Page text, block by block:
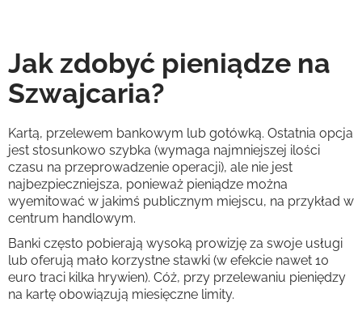
Jak zdobyć pieniądze na
Szwajcaria?
Kartą, przelewem bankowym lub gotówką. Ostatnia opcja
jest stosunkowo szybka (wymaga najmniejszej ilości
czasu na przeprowadzenie operacji), ale nie jest
najbezpieczniejsza, ponieważ pieniądze można
wyemitować w jakimś publicznym miejscu, na przykład w
centrum handlowym.
Banki często pobierają wysoką prowizję za swoje usługi
lub oferują mało korzystne stawki (w efekcie nawet 10
euro traci kilka hrywien). Cóż, przy przelewaniu pieniędzy
na kartę obowiązują miesięczne limity.